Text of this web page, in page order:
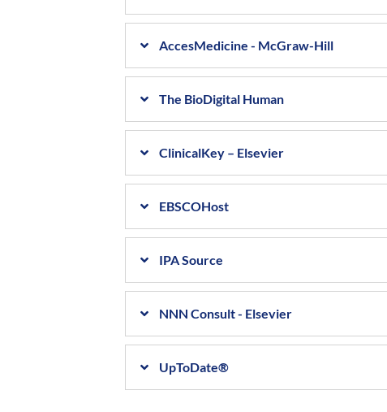
AccesMedicine - McGraw-Hill
The BioDigital Human
ClinicalKey – Elsevier
EBSCOHost
IPA Source
NNN Consult - Elsevier
UpToDate®